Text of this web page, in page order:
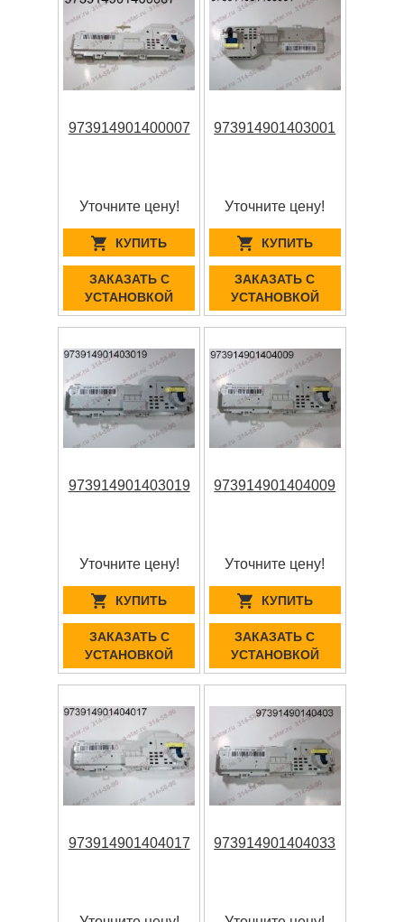
973914901400007
Уточните цену!
КУПИТЬ
ЗАКАЗАТЬ С
УСТАНОВКОЙ
973914901403001
Уточните цену!
КУПИТЬ
ЗАКАЗАТЬ С
УСТАНОВКОЙ
973914901403019
Уточните цену!
КУПИТЬ
ЗАКАЗАТЬ С
УСТАНОВКОЙ
973914901404009
Уточните цену!
КУПИТЬ
ЗАКАЗАТЬ С
УСТАНОВКОЙ
973914901404017 973914901404033